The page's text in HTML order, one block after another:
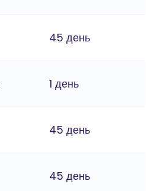
45 день
1 день
45 день
45 день